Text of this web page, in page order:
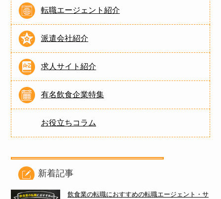
転職エージェント紹介
派遣会社紹介
求人サイト紹介
有名飲食企業特集
お役立ちコラム
新着記事
飲食業の転職におすすめの転職エージェント・サ